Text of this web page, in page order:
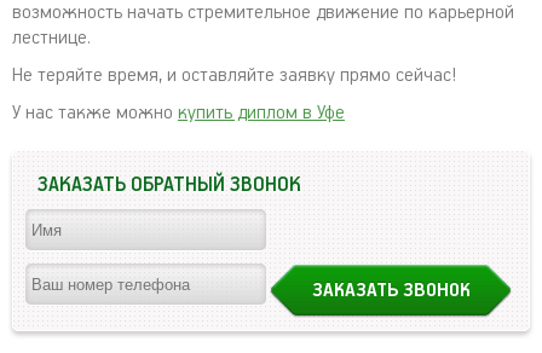
возможность начать стремительное движение по карьерной
лестнице.
Не теряйте время, и оставляйте заявку прямо сейчас!
У нас также можно купить диплом в Уфе
ЗАКАЗАТЬ ОБРАТНЫЙ ЗВОНОК